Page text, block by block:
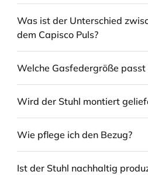
Was ist der Unterschied
dem Capisco Puls?
Welche Gasfedergröße passt
Wird der Stuhl montiert
Wie pflege ich den Bezug?
Ist der Stuhl nachhaltig